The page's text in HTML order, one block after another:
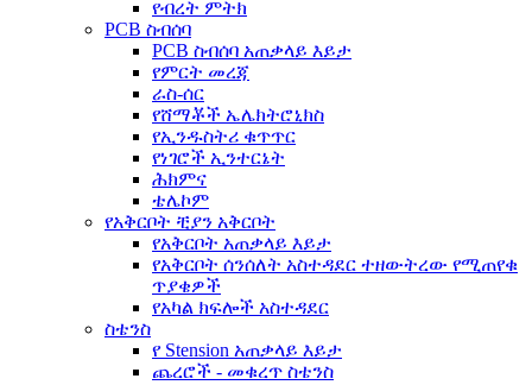
የብረት ምትክ
PCB ስብሰባ
PCB ስብሰባ አጠቃላይ እይታ
የምርት መረጃ
ራስ-ሰር
የሸማቾች ኤሌክትሮኒክስ
የኢንዱስትሪ ቁጥጥር
የነገሮች ኢንተርኔት
ሕክምና
ቴሌኮም
የአቅርቦት ቺያን አቅርቦት
የአቅርቦት አጠቃላይ እይታ
የአቅርቦት ሰንሰለት አስተዳደር ተዘውትረው የሚጠየቁ
ጥያቄዎች
የአካል ክፍሎች አስተዳደር
ስቴንስ
የ Stension አጠቃላይ እይታ
ጨረሮች - መቁረጥ ስቴንስ